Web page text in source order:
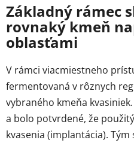
Základný rámec
rovnaký kmeň
oblasťami
V rámci viacmiestneho
fermentovaná v rôznych
vybraného kmeňa
a bolo potvrdené, že
kvasenia (implantácia).